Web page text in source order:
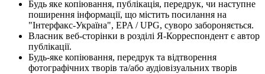
Будь яке копіювання, публікація, передрук, чи наступне
поширення інформації, що містить посилання на
"Інтерфакс-Україна", EPA / UPG, суворо забороняється.
Власник веб-сторінки в розділі Я-Корреспондент є автор
публікації.
Будь-яке копіювання, передрук та відтворення
фотографічних творів та/або аудіовізуальних творів